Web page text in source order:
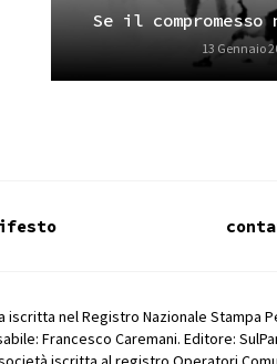
Se il compromesso
13 Gennaio
nel Registro Nazionale Stampa
Francesco Caremani. Editore: